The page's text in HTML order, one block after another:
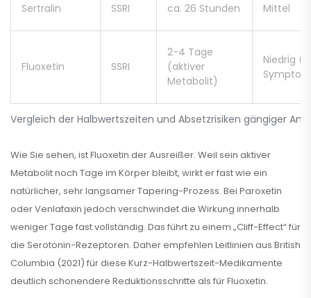
Vergleich der Halbwertszeiten und Absetzrisiken gängiger
Sertralin SSRI ca. 26 Stunden Mittel
Fluoxetin SSRI
2-4 Tage
(aktiver
Metabolit)
Niedrig
Wie Sie sehen, istFluoxetin der Ausreißer. Weil sein aktiver
Metabolit noch Tage im Körper bleibt, wirkt er fast wie ein
natürlicher, sehr langsamer Tapering-Prozess. Bei Paroxetin
oderVenlafaxin jedoch verschwindet die Wirkung innerhalb
weniger Tage fast vollständig. Das führt zu einem „Cliff-Effect“ für
die Serotonin-Rezeptoren. Daher empfehlen Leitlinien aus British
Columbia (2021) für diese Kurz-Halbwertszeit-Medikamente
deutlich schonendere Reduktionsschritte als für Fluoxetin.